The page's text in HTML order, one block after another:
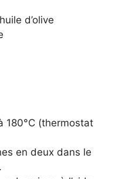
d’olive
180°C (thermostat
en deux dans le